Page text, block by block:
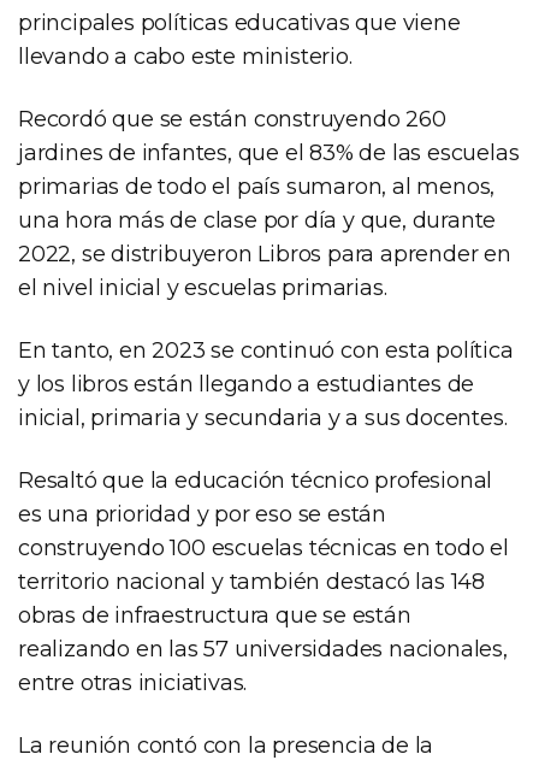
principales políticas educativas que viene
llevando a cabo este ministerio.
Recordó que se están construyendo 260
jardines de infantes, que el 83% de las escuelas
primarias de todo el país sumaron, al menos,
una hora más de clase por día y que, durante
2022, se distribuyeron Libros para aprender en
el nivel inicial y escuelas primarias.
En tanto, en 2023 se continuó con esta política
y los libros están llegando a estudiantes de
inicial, primaria y secundaria y a sus docentes.
Resaltó que la educación técnico profesional
es una prioridad y por eso se están
construyendo 100 escuelas técnicas en todo el
territorio nacional y también destacó las 148
obras de infraestructura que se están
realizando en las 57 universidades nacionales,
entre otras iniciativas.
La reunión contó con la presencia de la